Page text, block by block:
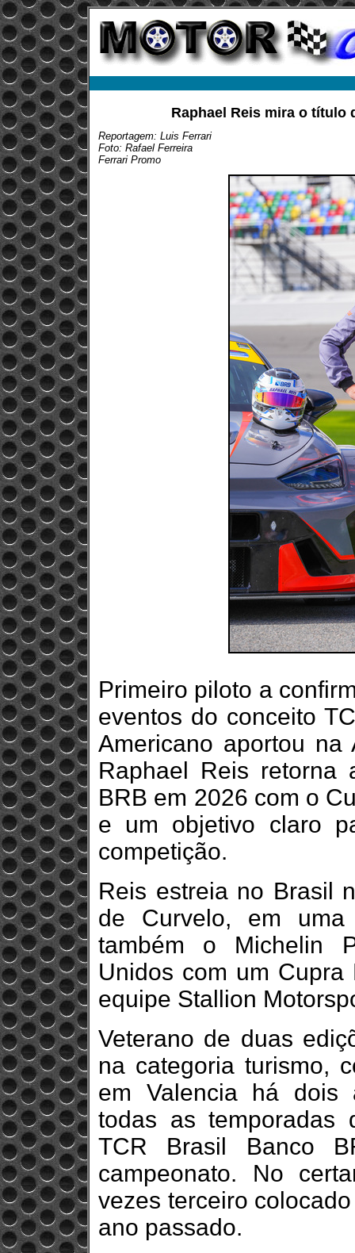
Raphael Reis mira o título
Reportagem: Luis Ferrari
Foto: Rafael Ferreira
Ferrari Promo
Primeiro piloto a
eventos do conceito
Americano aportou
Raphael Reis retorna
BRB em 2026 com o
e um objetivo claro
competição.
Reis estreia no Brasil
de Curvelo, em
também o Michelin
Unidos com um
equipe Stallion
Veterano de duas
na categoria turismo,
em Valencia há dois
todas as temporadas
TCR Brasil Banco
campeonato. No
vezes terceiro
ano passado.